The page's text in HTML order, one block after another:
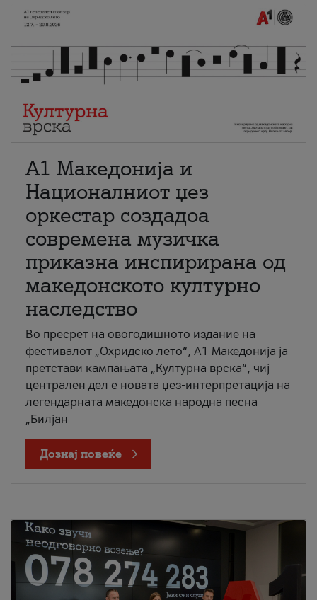
А1 Македонија и
Националниот џез
оркестар создадоа
современа музичка
приказна инспирирана од
македонското културно
наследство
Во пресрет на овогодишното издание на
фестивалот „Охридско лето“, А1 Македонија ја
претстави кампањата „Културна врска“, чиј
централен дел е новата џез-интерпретација на
легендарната македонска народна песна
„Билјан
Дознај повеќе